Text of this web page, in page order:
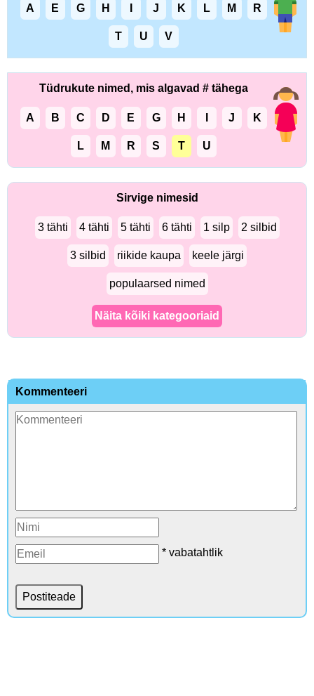
A E G H J K L M R
T U V
Tüdrukute nimed, mis algavad # tähega
A B C D E G H J K
L M R S T U
Sirvige nimesid
3 tähti 4 tähti 5 tähti 6 tähti 1 silp 2 silbid
3 silbid riikide kaupa keele järgi
populaarsed nimed
Näita kõiki kategooriaid
Kommenteeri
* vabatahtlik